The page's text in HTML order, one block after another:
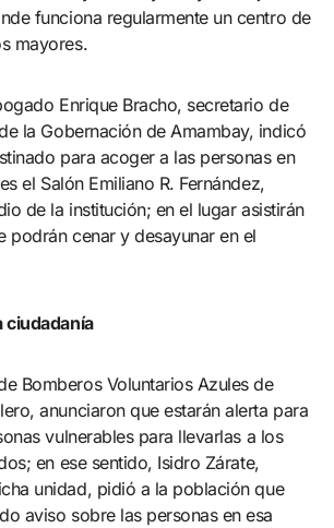
funciona regularmente un centro de
mayores.
Enrique Bracho, secretario de
la Gobernación de Amambay, indicó
para acoger a las personas en
el Salón Emiliano R. Fernández,
de la institución; en el lugar asistirán
podrán cenar y desayunar en el
ciudadanía
Bomberos Voluntarios Azules de
anunciaron que estarán alerta para
vulnerables para llevarlas a los
en ese sentido, Isidro Zárate,
unidad, pidió a la población que
aviso sobre las personas en esa